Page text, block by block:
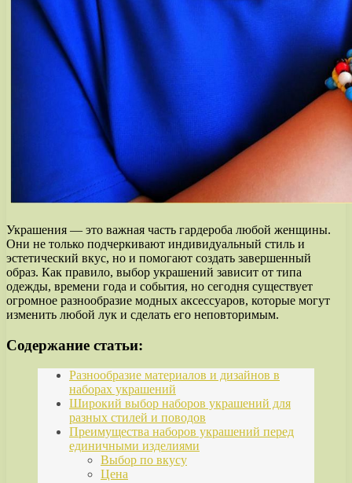
Украшения — это важная часть гардероба любой женщины.
Они не только подчеркивают индивидуальный стиль и
эстетический вкус, но и помогают создать завершенный
образ. Как правило, выбор украшений зависит от типа
одежды, времени года и события, но сегодня существует
огромное разнообразие модных аксессуаров, которые могут
изменить любой лук и сделать его неповторимым.
Содержание статьи:
Разнообразие материалов и дизайнов в
наборах украшений
Широкий выбор наборов украшений для
разных стилей и поводов
Преимущества наборов украшений перед
единичными изделиями
Выбор по вкусу
Цена